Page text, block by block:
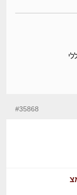
#35868